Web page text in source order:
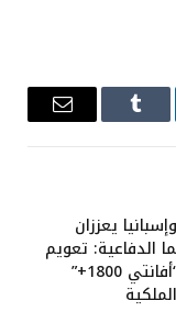
Tumblr
البريد
يعززان
الدفاعية: تعويم
سفينة “أفانتي 1800+”